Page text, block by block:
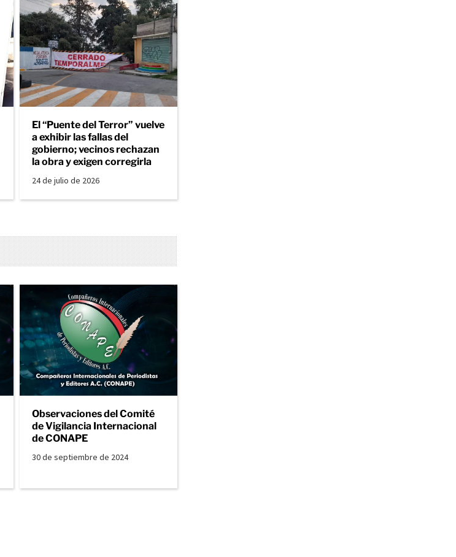
El “Puente del Terror” vuelve
a exhibir las fallas del
gobierno; vecinos rechazan
la obra y exigen corregirla
24 de julio de 2026
Observaciones del Comité
de Vigilancia Internacional
de CONAPE
30 de septiembre de 2024